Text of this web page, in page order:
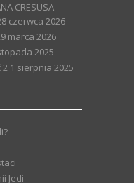
CRESUSA
czerwca 2026
marca 2026
2025
2 1 sierpnia 2025
Jedi